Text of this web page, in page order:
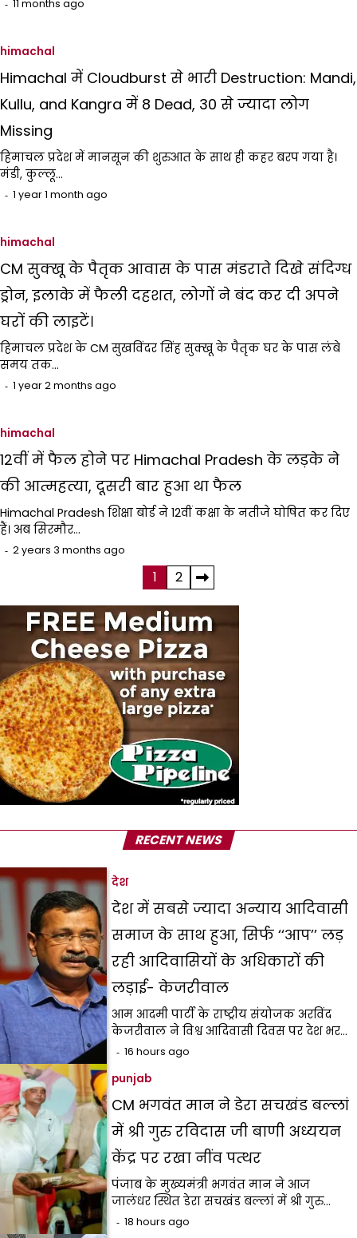
11 months ago
himachal
Himachal में Cloudburst से भारी Destruction: Mandi,
Kullu, and Kangra में 8 Dead, 30 से ज्यादा लोग
Missing
हिमाचल प्रदेश में मानसून की शुरुआत के साथ ही कहर बरप गया है।
मंडी, कुल्लू…
1 year 1 month ago
himachal
CM सुक्खू के पैतृक आवास के पास मंडराते दिखे संदिग्ध
ड्रोन, इलाके में फैली दहशत, लोगों ने बंद कर दी अपने
घरों की लाइटें।
हिमाचल प्रदेश के CM सुखविंदर सिंह सुक्खू के पैतृक घर के पास लंबे
समय तक…
1 year 2 months ago
himachal
12वीं में फैल होने पर Himachal Pradesh के लड़के ने
की आत्महत्या, दूसरी बार हुआ था फैल
Himachal Pradesh शिक्षा बोर्ड ने 12वीं कक्षा के नतीजे घोषित कर दिए
हैं। अब सिरमौर…
2 years 3 months ago
pagination
1 2
RECENT NEWS
देश
देश में सबसे ज्यादा अन्याय आदिवासी
समाज के साथ हुआ, सिर्फ ‘‘आप’’ लड़
रही आदिवासियों के अधिकारों की
लड़ाई- केजरीवाल
आम आदमी पार्टी के राष्ट्रीय संयोजक अरविंद
केजरीवाल ने विश्व आदिवासी दिवस पर देश भर…
16 hours ago
punjab
CM भगवंत मान ने डेरा सचखंड बल्लां
में श्री गुरु रविदास जी बाणी अध्ययन
केंद्र पर रखा नींव पत्थर
पंजाब के मुख्यमंत्री भगवंत मान ने आज
जालंधर स्थित डेरा सचखंड बल्लां में श्री गुरु…
18 hours ago